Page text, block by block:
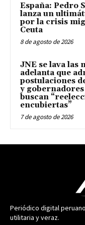
España: Pedro
lanza un
por la crisis
Ceuta
8 de agosto de 2026
JNE se lava las
adelanta que
postulaciones
y gobernadores
buscan
encubiertas”
7 de agosto de 2026
Periódico digital
utilitaria y veraz.